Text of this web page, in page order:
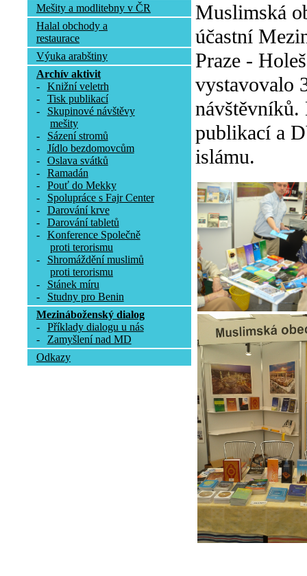
Mešity a modlitebny v ČR
Halal obchody a
restaurace
Výuka arabštiny
Archív aktivit
-
Knižní veletrh
-
Tisk publikací
-
Skupinové návštěvy
mešity
-
Sázení stromů
-
Jídlo bezdomovcům
-
Oslava svátků
-
Ramadán
-
Pouť do Mekky
-
Spolupráce s Fajr Center
-
Darování krve
-
Darování tabletů
-
Konference Společně
proti terorismu
-
Shromáždění muslimů
proti terorismu
-
Stánek míru
-
Studny pro Benin
Mezináboženský dialog
-
Příklady dialogu u nás
-
Zamyšlení nad MD
Odkazy
Muslimská
účastní
Praze -
vystavovalo
návštěvníků.
publikací a
islámu.